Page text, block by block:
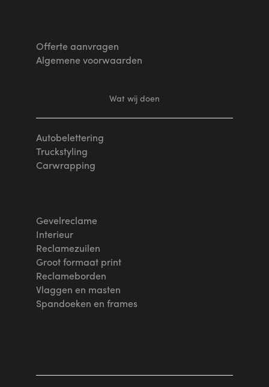
Offerte aanvragen
Algemene voorwaarden
Wat wij doen
Autobelettering
Truckstyling
Carwrapping
Gevelreclame
Interieur
Reclamezuilen
Groot formaat print
Reclameborden
Vlaggen en masten
Spandoeken en frames